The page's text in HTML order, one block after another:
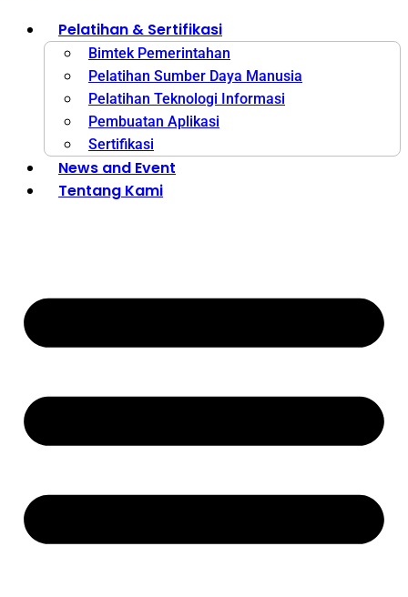
Pelatihan & Sertifikasi
Bimtek Pemerintahan
Pelatihan Sumber Daya Manusia
Pelatihan Teknologi Informasi
Pembuatan Aplikasi
Sertifikasi
News and Event
Tentang Kami